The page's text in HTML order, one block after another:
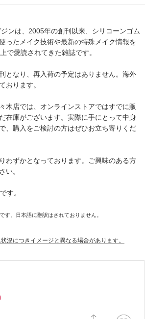
ンは、2005年の創刊以来、シリコーンゴム
ったメイク技術や最新の特殊メイク情報を
で愛読されてきた雑誌です。
となり、再入荷の予定はありません。海外
おります。
木店では、オンラインストアではすでに販
在庫がございます。実際に手にとって中身
、購入をご検討の方はぜひお立ち寄りくだ
わずかとなっております。ご興味のある方
い。
す。
す。日本語に翻訳はされておりません。
況につきイメージと異なる場合があります。